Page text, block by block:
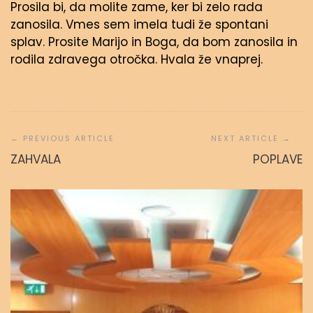
Prosila bi, da molite zame, ker bi zelo rada
zanosila. Vmes sem imela tudi že spontani
splav. Prosite Marijo in Boga, da bom zanosila in
rodila zdravega otročka. Hvala že vnaprej.
prispevka
ZAHVALA POPLAVE